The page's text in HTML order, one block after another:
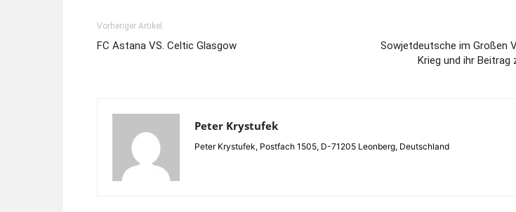
Vorheriger Artikel
FC Astana VS. Celtic Glasgow
Sowjetdeutsche im Großen
Krieg und ihr Beitrag
Peter Krystufek
Peter Krystufek, Postfach 1505, D-71205 Leonberg, Deutschland